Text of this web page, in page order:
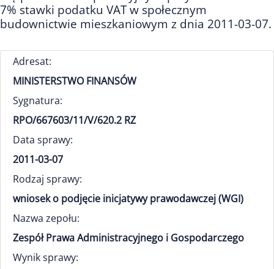
7% stawki podatku VAT w społecznym
budownictwie mieszkaniowym z dnia 2011-03-07.
Adresat:
MINISTERSTWO FINANSÓW
Sygnatura:
RPO/667603/11/V/620.2 RZ
Data sprawy:
2011-03-07
Rodzaj sprawy:
wniosek o podjęcie inicjatywy prawodawczej (WGI)
Nazwa zepołu:
Zespół Prawa Administracyjnego i Gospodarczego
Wynik sprawy: